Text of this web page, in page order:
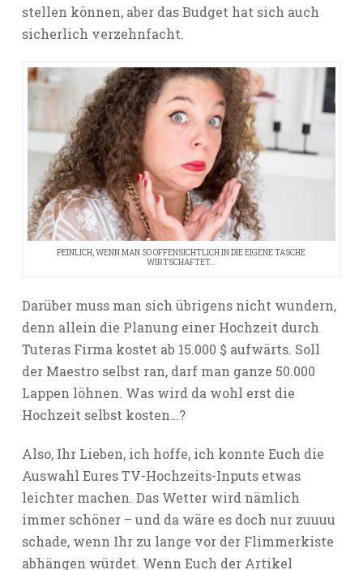
stellen können, aber das Budget hat sich auch
sicherlich verzehnfacht.
PEINLICH, WENN MAN SO OFFENSICHTLICH IN DIE EIGENE TASCHE
WIRTSCHAFTET…
Darüber muss man sich übrigens nicht wundern,
denn allein die Planung einer Hochzeit durch
Tuteras Firma kostet ab 15.000 $ aufwärts. Soll
der Maestro selbst ran, darf man ganze 50.000
Lappen löhnen. Was wird da wohl erst die
Hochzeit selbst kosten…?
Also, Ihr Lieben, ich hoffe, ich konnte Euch die
Auswahl Eures TV-Hochzeits-Inputs etwas
leichter machen. Das Wetter wird nämlich
immer schöner – und da wäre es doch nur zuuuu
schade, wenn Ihr zu lange vor der Flimmerkiste
abhängen würdet. Wenn Euch der Artikel